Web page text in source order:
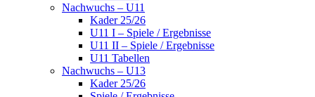
Nachwuchs – U11
Kader 25/26
U11 I – Spiele / Ergebnisse
U11 II – Spiele / Ergebnisse
U11 Tabellen
Nachwuchs – U13
Kader 25/26